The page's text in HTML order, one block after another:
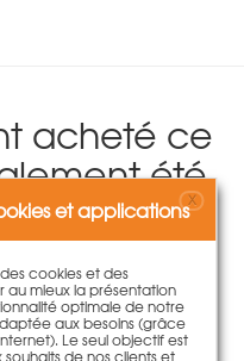
acheté ce
été
et applicationsX
cookies et des
au mieux la présentation
optimale de notre
aux besoins (grâce
Le seul objectif est
de nos clients et